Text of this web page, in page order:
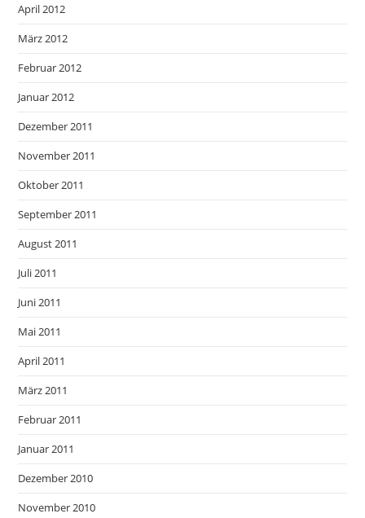
April 2012
März 2012
Februar 2012
Januar 2012
Dezember 2011
November 2011
Oktober 2011
September 2011
August 2011
Juli 2011
Juni 2011
Mai 2011
April 2011
März 2011
Februar 2011
Januar 2011
Dezember 2010
November 2010